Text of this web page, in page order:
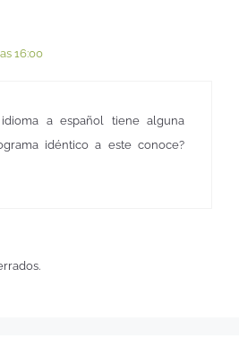
16:00
a español tiene alguna
idéntico a este conoce?